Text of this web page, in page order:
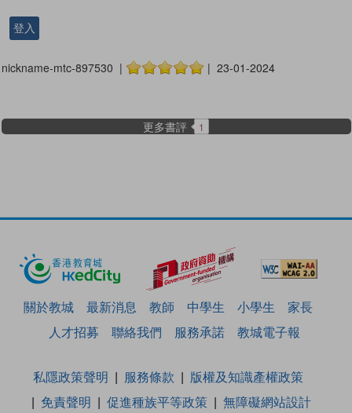
登入
nickname-mtc-897530 | | 23-01-2024
更多書評 1
關於教城 最新消息 教師 中學生 小學生
家長
人才招募
聯絡我們 服務承諾 教城電子報
私隱政策聲明 服務條款
版權及知識產權政策
免責聲明
促進種族平等政策 無障礙網站設計